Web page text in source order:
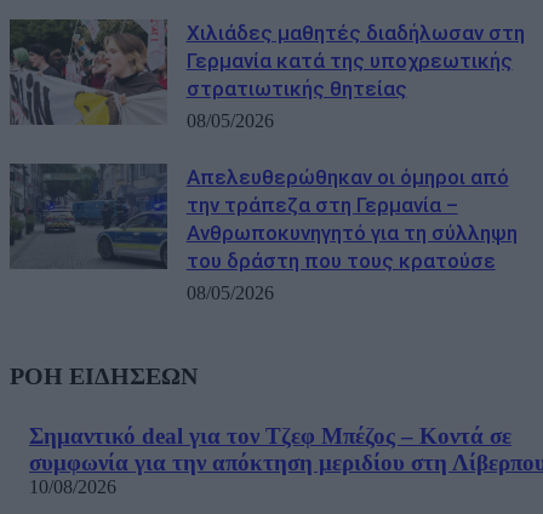
Χιλιάδες μαθητές διαδήλωσαν στη
Γερμανία κατά της υποχρεωτικής
στρατιωτικής θητείας
08/05/2026
Απελευθερώθηκαν οι όμηροι από
την τράπεζα στη Γερμανία –
Ανθρωποκυνηγητό για τη σύλληψη
του δράστη που τους κρατούσε
08/05/2026
ΡΟΗ ΕΙΔΗΣΕΩΝ
Σημαντικό deal για τον Τζεφ Μπέζος – Κοντά σε
συμφωνία για την απόκτηση μεριδίου στη
10/08/2026